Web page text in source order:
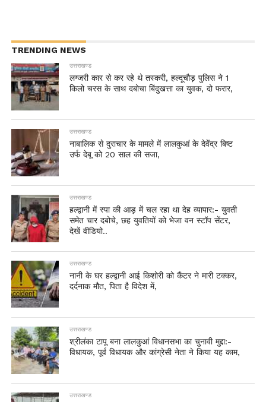
TRENDING NEWS
उत्तराखण्ड
लग्जरी कार से कर रहे थे तस्करी, हल्दूचौड़ पुलिस ने 1
किलो चरस के साथ दबोचा बिंदुखत्ता का युवक, दो फरार,
उत्तराखण्ड
नाबालिक से दुराचार के मामले में लालकुआं के देवेंद्र बिष्ट
उर्फ देबू को 20 साल की सजा,
उत्तराखण्ड
हल्द्वानी में स्पा की आड़ में चल रहा था देह व्यापार:- युवती
समेत चार दबोचे, छह युवतियों को भेजा वन स्टॉप सेंटर,
देखें वीडियो..
उत्तराखण्ड
नानी के घर हल्द्वानी आई किशोरी को कैंटर ने मारी टक्कर,
दर्दनाक मौत, पिता है विदेश में,
उत्तराखण्ड
श्रीलंका टापू बना लालकुआं विधानसभा का चुनावी मुद्दा:-
विधायक, पूर्व विधायक और कांग्रेसी नेता ने किया यह काम,
उत्तराखण्ड